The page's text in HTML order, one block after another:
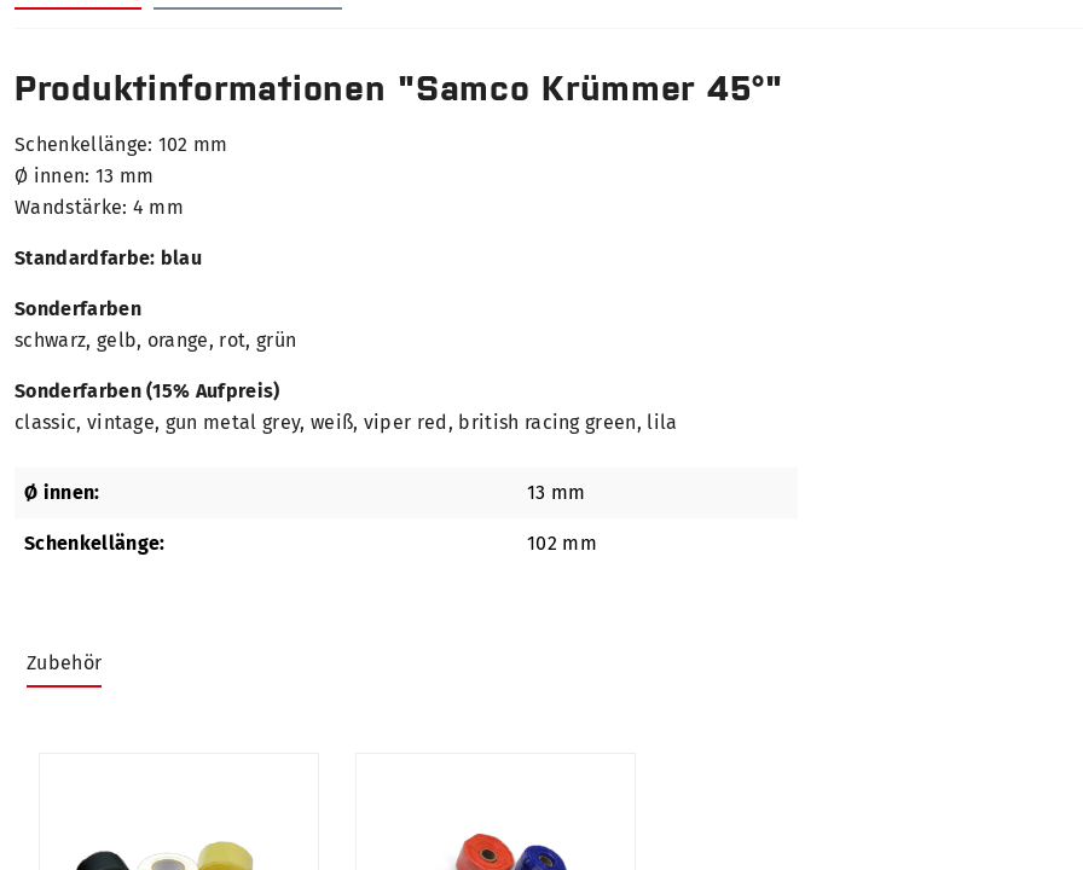
Produktinformationen "Samco Krümmer 45°"
Schenkellänge: 102 mm
Ø innen: 13 mm
Wandstärke: 4 mm
Standardfarbe: blau
Sonderfarben
schwarz, gelb, orange, rot, grün
Sonderfarben (15% Aufpreis)
classic, vintage, gun metal grey, weiß, viper red, british racing green, lila
Ø innen: 13 mm
Schenkellänge: 102 mm
Zubehör